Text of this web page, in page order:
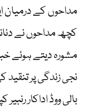
مداحوں کے
کچھ مداحوں نے
مشورہ دیتے ہوئے
نجی زندگی پر تنقید
بالی ووڈ اداکار